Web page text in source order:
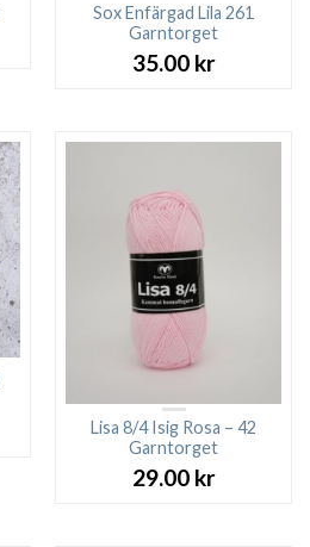
Sox Enfärgad Lila 261
Garntorget
35.00 kr
Lisa 8/4 Isig Rosa – 42
Garntorget
29.00 kr